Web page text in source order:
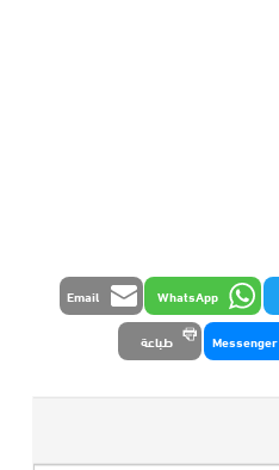
WhatsApp
Email
Messenger طباعة